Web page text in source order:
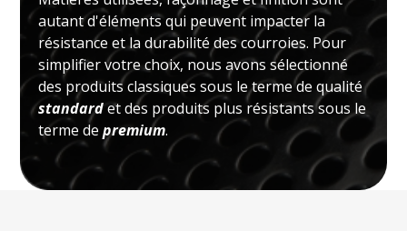
autant d'éléments qui peuvent impacter la
résistance et la durabilité des courroies. Pour
simplifier votre choix, nous avons sélectionné
des produits classiques sous le terme de qualité
standardet des produits plus résistants sous le
terme depremium.